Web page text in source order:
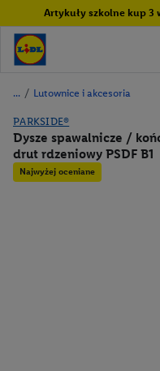
Artykuły szkolne kup 3
/ Lutownice i akcesoria
PARKSIDE®
Dysze spawalnicze /
drut rdzeniowy PSDF B1
Najwyżej oceniane